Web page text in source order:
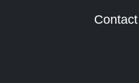
Contact